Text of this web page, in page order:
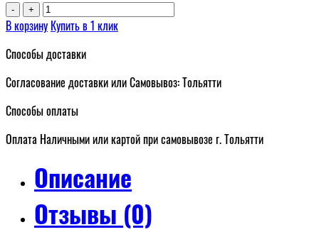
- +
В корзину Купить в 1 клик
Способы доставки
Согласование доставки или Самовывоз: Тольятти
Способы оплаты
Оплата Наличными или картой при самовывозе г. Тольятти
Описание
Отзывы (0)